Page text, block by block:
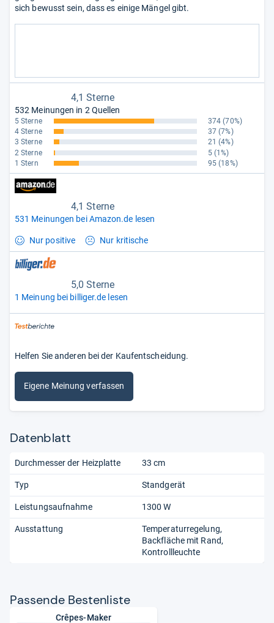
sich bewusst sein, dass es einige Mängel gibt.
4,1 Sterne
532 Meinungen in 2 Quellen
5 Sterne 374 (70%)
4 Sterne
37 (7%)
3 Sterne
21 (4%)
2 Sterne
5 (1%)
1 Stern
95 (18%)
4,1 Sterne
531 Meinungen bei Amazon.de lesen
Nur positive Nur kritische
5,0 Sterne
1 Meinung bei billiger.de lesen
Helfen Sie anderen bei der Kaufentscheidung.
Eigene Meinung verfassen
Datenblatt
Durchmesser der Heizplatte 33 cm
Typ Standgerät
Leistungsaufnahme 1300 W
Ausstattung
Temperaturregelung
Backfläche mit Rand
Kontrollleuchte
Pas­sende Bes­ten­liste
Crêpes-Maker